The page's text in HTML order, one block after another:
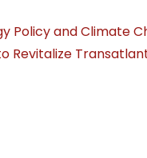
Policy and Climate
Revitalize